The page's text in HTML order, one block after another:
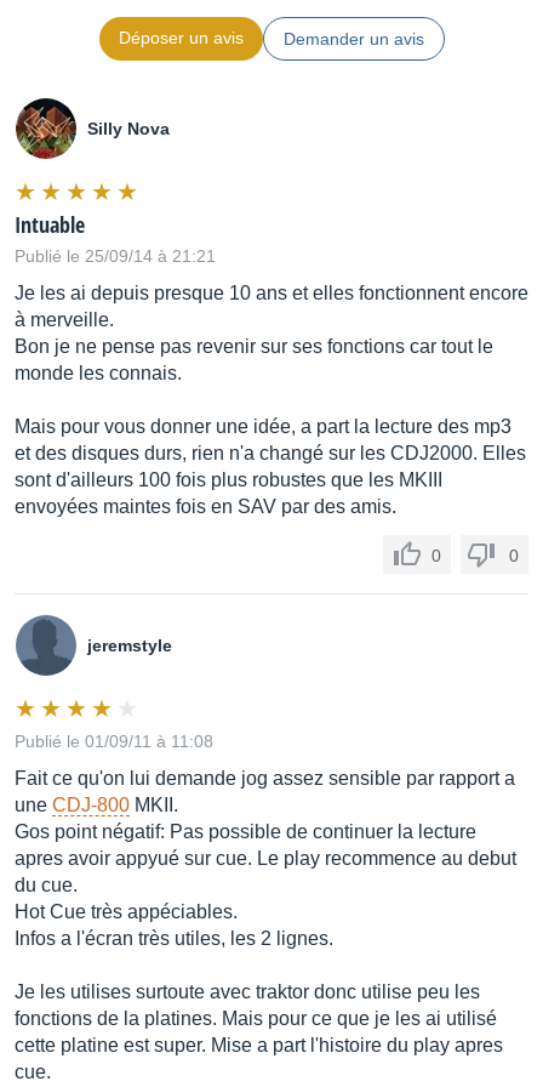
Retour automatique
Boucle continue en temps réel
Oui
Réglage Loop
entrée/sortie
Reloop
Mémoire
Carte mémoire MMC
Oui
Oui
Mémoire point de repère/boucle
Oui
Antichoc
Oui
Contrôle CD
Déposer un avis Demander un avis
Silly Nova
Intuable
Publié le 25/09/14 à 21:21
Je les ai depuis presque 10 ans et elles fonctionnent encore
à merveille.
Bon je ne pense pas revenir sur ses fonctions car tout le
monde les connais.
Mais pour vous donner une idée, a part la lecture des mp3
et des disques durs, rien n'a changé sur les CDJ2000. Elles
sont d'ailleurs 100 fois plus robustes que les MKIII
envoyées maintes fois en SAV par des amis.
0 0
jeremstyle
Publié le 01/09/11 à 11:08
Fait ce qu'on lui demande jog assez sensible par rapport a
une CDJ-800 MKII.
Gos point négatif: Pas possible de continuer la lecture
apres avoir appyué sur cue. Le play recommence au debut
du cue.
Hot Cue très appéciables.
Infos a l'écran très utiles, les 2 lignes.
Je les utilises surtoute avec traktor donc utilise peu les
fonctions de la platines. Mais pour ce que je les ai utilisé
cette platine est super. Mise a part l'histoire du play apres
cue.